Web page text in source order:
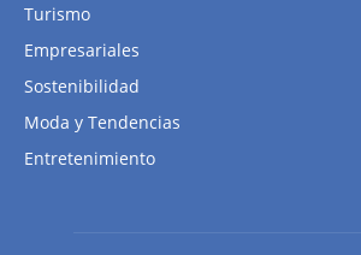
Turismo
Empresariales
Sostenibilidad
Moda y Tendencias
Entretenimiento